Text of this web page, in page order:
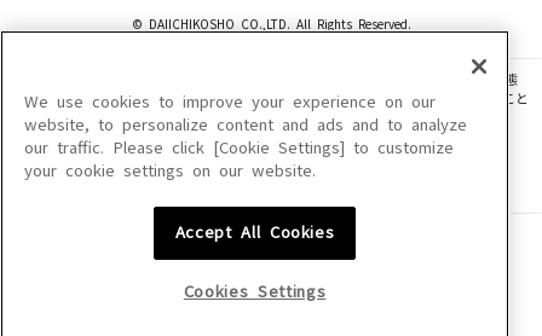
Mrs. GREEN APPLE
back number
もっと見る
DAMの新曲・ランキングなど
© DAIICHIKOSHO CO.,LTD. All Rights Reserved.
このサイトに掲載されている一切の文章・画像・写真・動画・音声等を、手段や形態
を問わず、著作権法の定める範囲を超えて無断で複製、転載、ファイル化などすること
を禁じます。
楽曲及びコンテンツは、機種によりご利用いただけない場合があります。
楽曲及びコンテンツの配信日、配信内容が変更になる場合があります。
We use cookies to improve your experience on our
website, to personalize content and ads and to analyze
our traffic. Please click [Cookie Settings] to customize
your cookie settings on our website.
Accept All Cookies
Cookies Settings